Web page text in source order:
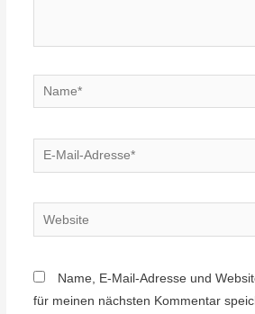
Name*
E-
Mail-
Website
Name, E-Mail-Adresse und
für meinen nächsten Kommentar